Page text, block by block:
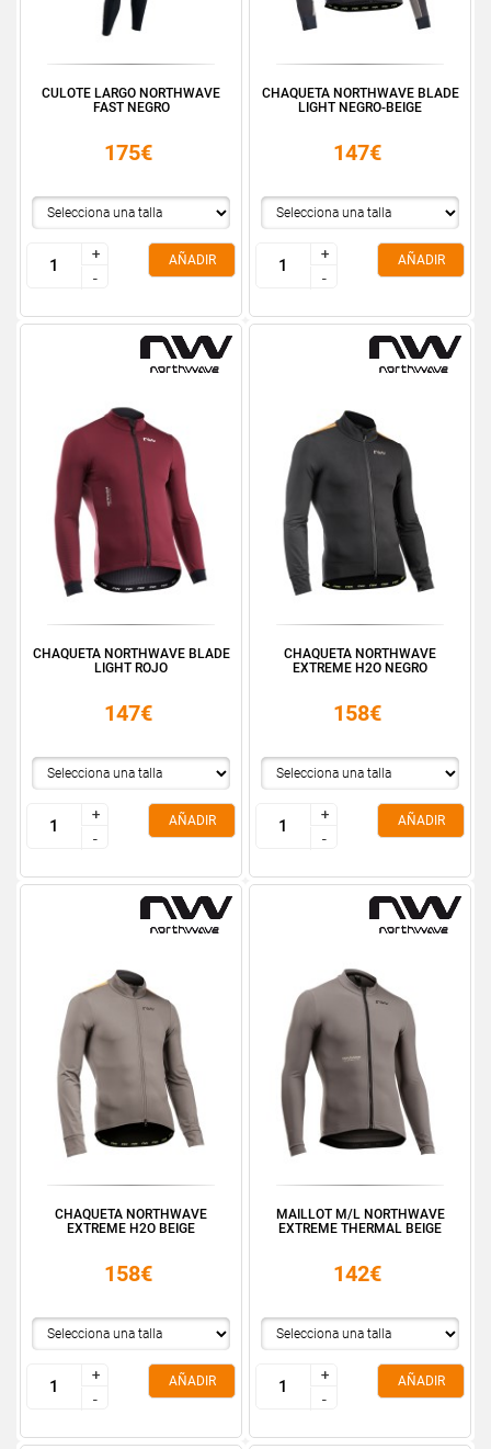
CULOTE LARGO NORTHWAVE
FAST NEGRO
175€
+
-
+
-
AÑADIR
CHAQUETA NORTHWAVE BLADE
LIGHT NEGRO-BEIGE
147€
+
-
+
-
AÑADIR
CHAQUETA NORTHWAVE BLADE
LIGHT ROJO
147€
+
-
+
-
AÑADIR
CHAQUETA NORTHWAVE
EXTREME H2O NEGRO
158€
+
-
+
-
AÑADIR
CHAQUETA NORTHWAVE
EXTREME H2O BEIGE
158€
+
-
+
-
AÑADIR
MAILLOT M/L NORTHWAVE
EXTREME THERMAL BEIGE
142€
+
-
+
-
AÑADIR